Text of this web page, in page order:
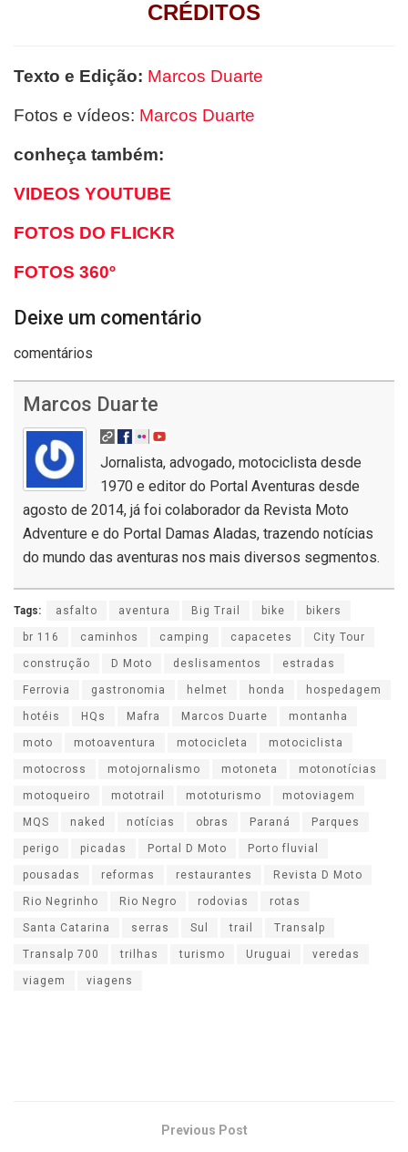
CRÉDITOS
Texto e Edição: Marcos Duarte
Fotos e vídeos: Marcos Duarte
conheça também:
VIDEOS YOUTUBE
FOTOS DO FLICKR
FOTOS 360º
Deixe um comentário
comentários
Marcos Duarte
Jornalista, advogado, motociclista desde
1970 e editor do Portal Aventuras desde
agosto de 2014, já foi colaborador da Revista Moto
Adventure e do Portal Damas Aladas, trazendo notícias
do mundo das aventuras nos mais diversos segmentos.
Tags: asfalto aventura Big Trail bike bikers
br 116 caminhos camping capacetes City Tour
construção D Moto deslisamentos estradas
Ferrovia gastronomia helmet honda hospedagem
hotéis HQs Mafra Marcos Duarte montanha
moto motoaventura motocicleta motociclista
motocross motojornalismo motoneta motonotícias
motoqueiro mototrail mototurismo motoviagem
MQS naked notícias obras Paraná Parques
perigo picadas Portal D Moto Porto fluvial
pousadas reformas restaurantes Revista D Moto
Rio Negrinho Rio Negro rodovias rotas
Santa Catarina serras Sul trail Transalp
Transalp 700 trilhas turismo Uruguai veredas
viagem viagens
Previous Post